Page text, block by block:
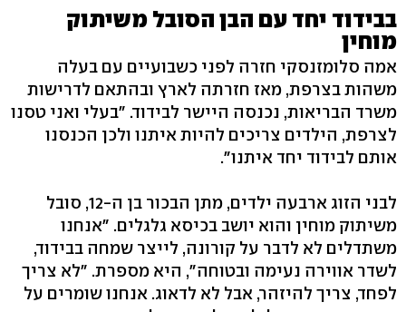
בבידוד יחד עם הבן הסובל משיתוק
מוחין
אמה סלומזנסקי חזרה לפני כשבועיים עם בעלה
משהות בצרפת, מאז חזרתה לארץ ובהתאם לדרישות
משרד הבריאות, נכנסה היישר לבידוד. "בעלי ואני טסנו
לצרפת, הילדים צריכים להיות איתנו ולכן הכנסנו
אותם לבידוד יחד איתנו".
לבני הזוג ארבעה ילדים, מתן הבכור בן ה-12, סובל
משיתוק מוחין והוא יושב בכיסא גלגלים. "אנחנו
משתדלים לא לדבר על קורונה, לייצר שמחה בבידוד,
לשדר אווירה נעימה ובטוחה", היא מספרת. "לא צריך
לפחד, צריך להיזהר, אבל לא לדאוג. אנחנו שומרים על